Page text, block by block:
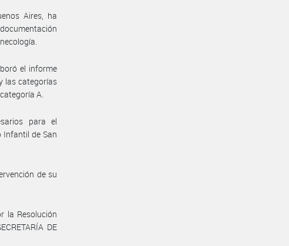
Aires, ha
el informe
las categorías
A.
para el
Infantil de San
de su
la Resolución
DE